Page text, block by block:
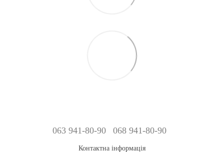
063 941-80-90 068 941-80-90
Контактна інформація